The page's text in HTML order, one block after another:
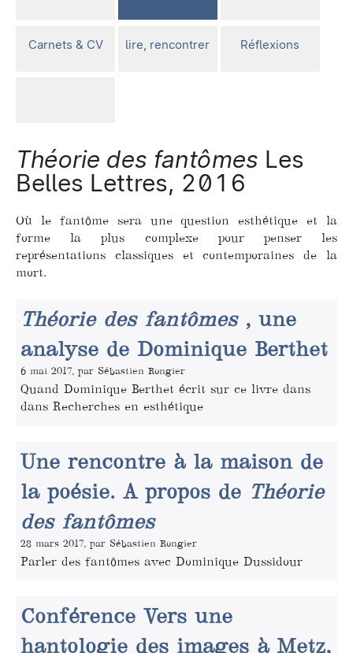
Carnets & CV lire, rencontrer Réflexions
Théorie des fantômes Les
Belles Lettres, 2016
Où le fantôme sera une question esthétique et la
forme la plus complexe pour penser les
représentations classiques et contemporaines de la
mort.
Théorie des fantômes , une
analyse de Dominique Berthet
6 mai 2017, par Sébastien Rongier
Quand Dominique Berthet écrit sur ce livre dans
dans Recherches en esthétique
Une rencontre à la maison de
la poésie. A propos de Théorie
des fantômes
28 mars 2017, par Sébastien Rongier
Parler des fantômes avec Dominique Dussidour
Conférence Vers une
hantologie des images à Metz,